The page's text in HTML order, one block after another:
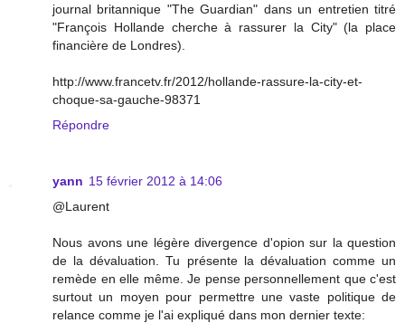
journal britannique "The Guardian" dans un entretien titré
"François Hollande cherche à rassurer la City" (la place
financière de Londres).
http://www.francetv.fr/2012/hollande-rassure-la-city-et-
choque-sa-gauche-98371
Répondre
yann 15 février 2012 à 14:06
@Laurent
Nous avons une légère divergence d'opion sur la question
de la dévaluation. Tu présente la dévaluation comme un
remède en elle même. Je pense personnellement que c'est
surtout un moyen pour permettre une vaste politique de
relance comme je l'ai expliqué dans mon dernier texte: